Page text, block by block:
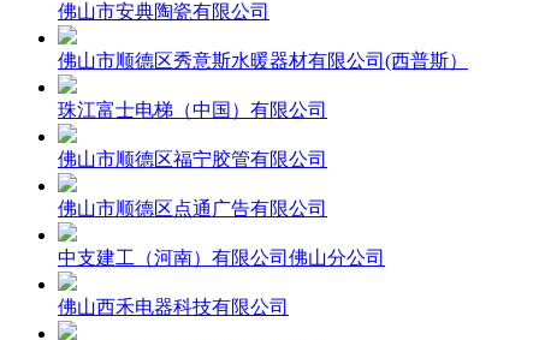
佛山市安典陶瓷有限公司
佛山市顺德区秀意斯水暖器材有限公司(西普斯）
珠江富士电梯（中国）有限公司
佛山市顺德区福宁胶管有限公司
佛山市顺德区点通广告有限公司
中支建工（河南）有限公司佛山分公司
佛山西禾电器科技有限公司